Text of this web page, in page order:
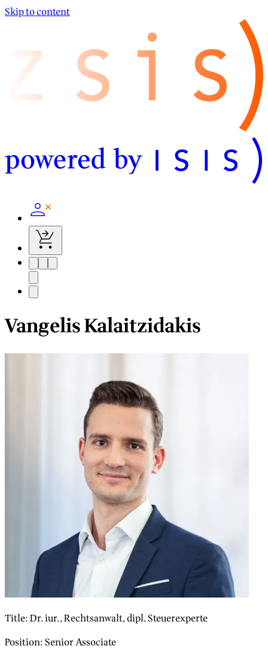
Skip to content
Vangelis Kalaitzidakis
Title:Dr. iur., Rechtsanwalt, dipl. Steuerexperte
Position:Senior Associate